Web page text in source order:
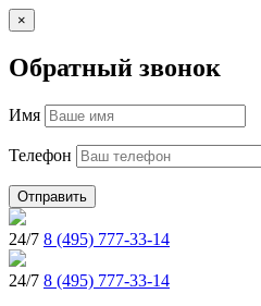
×
Обратный звонок
Имя
Телефон
Отправить
24/7 8 (495) 777-33-14
24/7 8 (495) 777-33-14